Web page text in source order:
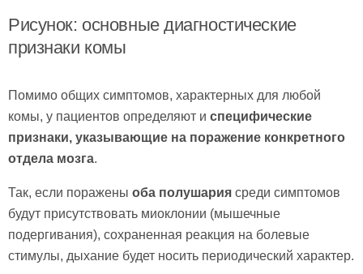
Рисунок: основные диагностические
признаки комы
Помимо общих симптомов, характерных для любой
комы, у пациентов определяют и специфические
признаки, указывающие на поражение конкретного
отдела мозга.
Так, если поражены оба полушария среди симптомов
будут присутствовать миоклонии (мышечные
подергивания), сохраненная реакция на болевые
стимулы, дыхание будет носить периодический характер.